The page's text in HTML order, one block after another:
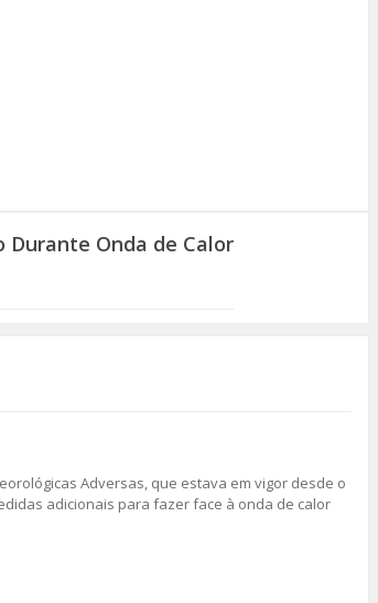
Durante Onda de Calor
Adversas, que estava em vigor desde o
adicionais para fazer face à onda de calor